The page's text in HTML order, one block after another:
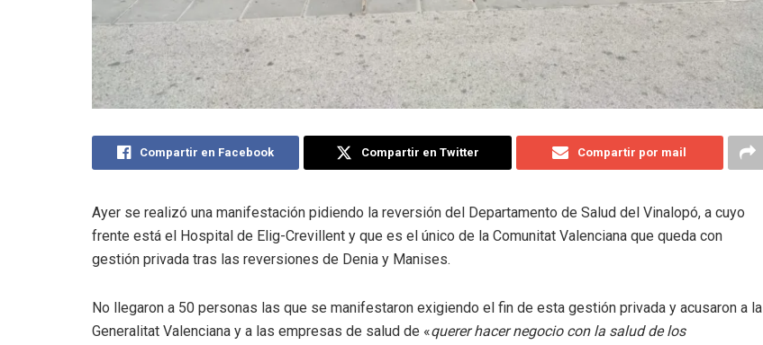
Compartir en Facebook Compartir en Twitter Compartir por mail
Ayer se realizó una manifestación pidiendo la reversión del Departamento de Salud del Vinalopó, a cuyo
frente está el Hospital de Elig-Crevillent y que es el único de la Comunitat Valenciana que queda con
gestión privada tras las reversiones de Denia y Manises.
No llegaron a 50 personas las que se manifestaron exigiendo el fin de esta gestión privada y acusaron a la
Generalitat Valenciana y a las empresas de salud de «querer hacer negocio con la salud de los